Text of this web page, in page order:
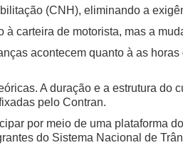
(CNH), eliminando a
carteira de motorista, mas a
acontecem quanto à as
A duração e a estrutura do
pelo Contran.
por meio de uma plataforma
do Sistema Nacional de